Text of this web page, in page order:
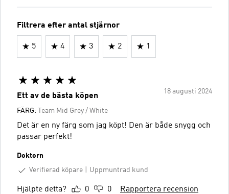
Filtrera efter antal stjärnor
5 4 3 2 1
18 augusti 2024
Ett av de bästa köpen
FÄRG: Team Mid Grey / White
Det är en ny färg som jag köpt! Den är både snygg och
passar perfekt!
Doktorn
Verifierad köpare
Uppmuntrad kund
Hjälpte detta? 0 0 Rapportera recension